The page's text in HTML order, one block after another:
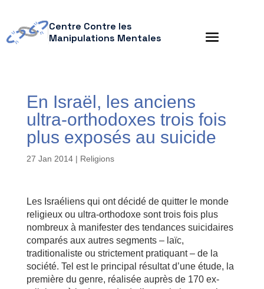
Centre Contre les
Manipulations Mentales
En Israël, les anciens
ultra-orthodoxes trois fois
plus exposés au suicide
27 Jan 2014| Religions
Les Israéliens qui ont décidé de quitter le monde
religieux ou ultra-orthodoxe sont trois fois plus
nombreux à manifester des tendances suicidaires
comparés aux autres segments – laïc,
traditionaliste ou strictement pratiquant – de la
société. Tel est le principal résultat d’une étude, la
première du genre, réalisée auprès de 170 ex-